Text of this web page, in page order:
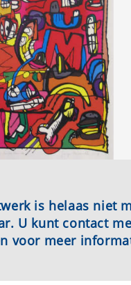
is helaas niet
U kunt contact
voor meer